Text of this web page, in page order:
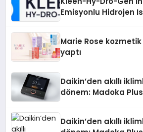
Emisyonlu Hidrojen
Marie Rose
yaptı
Daikin’den akıllı
dönem: Madoka
Daikin’den akıllı